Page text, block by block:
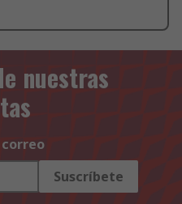
nuestras
Suscríbete